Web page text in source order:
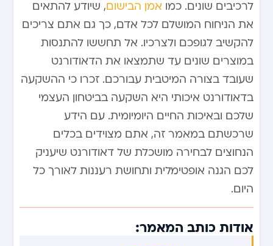
לרכיבים שונים. כמו אמן הבישום, שיודע להתאים
את הניחוח המושלם לכל אדם, כך גם אתם צריכים
להקשיב לגופכם ולצרכיו. אל תחששו להתנסות
במוצרים שונים עד שתמצאו את הדאודורנט
שעובד בצורה המיטבית עבורכם. זכרו כי ההשקעה
בדאודורנט איכותי היא השקעה בביטחון העצמי
שלכם ובאיכות החיים היומיומית. עם הידע
שרכשתם במאמר זה, אתם מצוידים בכלים
הנחוצים לבחירה מושכלת של דאודורנט שיעניק
לכם הגנה אופטימלית ותחושת רעננות לאורך כל
היום.
אודות כותב המאמר: